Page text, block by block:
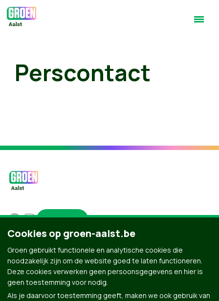
Perscontact
Groen.be
© Copyright Groen 2026 | Gemaakt met NationBuilder | Gebouwd door
Contact Privacybeleid
Cookies op groen-aalst.be
Groen gebruikt functionele en analytische cookies die
noodzakelijk zijn om de website goed te laten functioneren.
Deze cookies verwerken geen persoonsgegevens en hier is
geen toestemming voor nodig.
Als je daarvoor toestemming geeft, maken we ook gebruik van